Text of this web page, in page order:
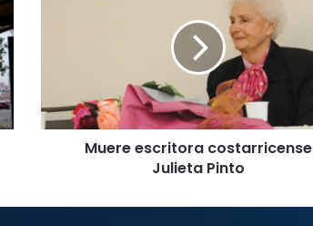
Muere escritora costarricense
Julieta Pinto